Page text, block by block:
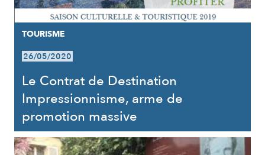
TOURISME
26/05/2020
Le Contrat de Destination
Impressionnisme, arme de
promotion massive